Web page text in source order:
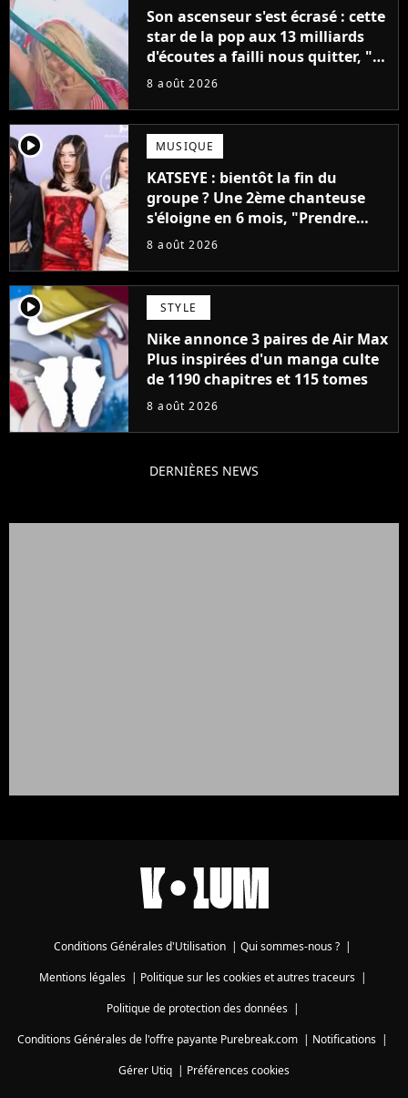
Son ascenseur s'est écrasé : cette
star de la pop aux 13 milliards
d'écoutes a failli nous quitter, "Je
pensais ne plus jamais chanter"
8 août 2026
player2 MUSIQUE
KATSEYE : bientôt la fin du
groupe ? Une 2ème chanteuse
s'éloigne en 6 mois, "Prendre
cette décision n’a pas été facile"
8 août 2026
player2 STYLE
Nike annonce 3 paires de Air Max
Plus inspirées d'un manga culte
de 1190 chapitres et 115 tomes
8 août 2026
DERNIÈRES NEWS
Conditions Générales d'Utilisation | Qui sommes-nous ? |
Mentions légales| Politique sur les cookies et autres traceurs|
Politique de protection des données|
Conditions Générales de l'offre payante Purebreak.com | Notifications |
Gérer Utiq | Préférences cookies